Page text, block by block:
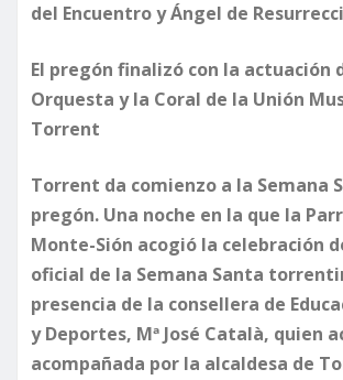
del Encuentro y Ángel de
El pregón finalizó con la actuación
Orquesta y la Coral de la Unión
Torrent
Torrent da comienzo a la Semana
pregón. Una noche en la que la
Monte-Sión acogió la celebración
oficial de la Semana Santa
presencia de la consellera de
y Deportes, Mª José Català, quien
acompañada por la alcaldesa de